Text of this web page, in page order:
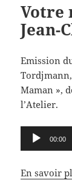
Votre
Jean-
Emission
Maman »,
l’Atelier.
Lecteur
audio
00:00
En savoir